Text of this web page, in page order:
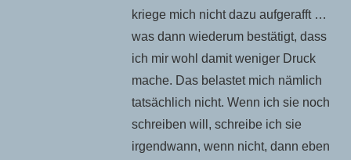
kriege mich nicht dazu aufgerafft …
was dann wiederum bestätigt, dass
ich mir wohl damit weniger Druck
mache. Das belastet mich nämlich
tatsächlich nicht. Wenn ich sie noch
schreiben will, schreibe ich sie
irgendwann, wenn nicht, dann eben